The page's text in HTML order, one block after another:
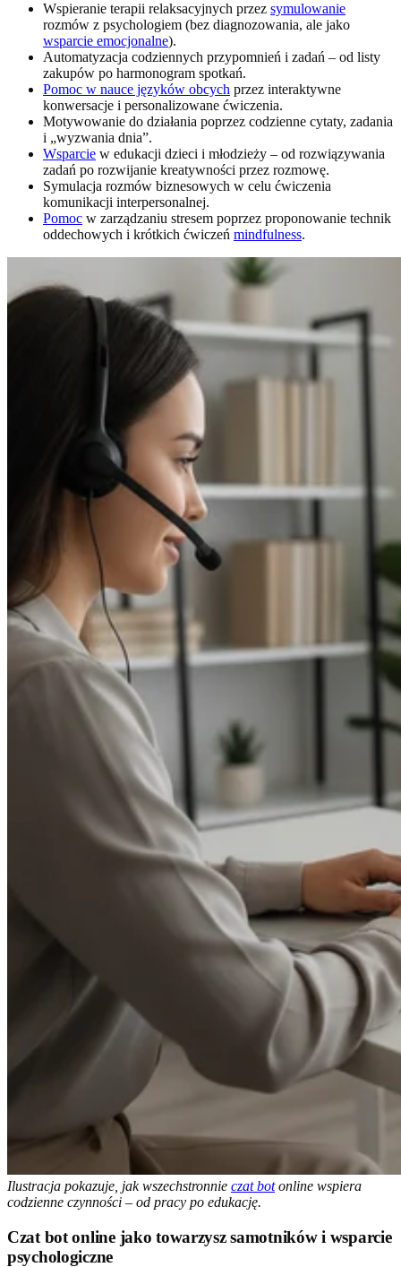
Wspieranie terapii relaksacyjnych przez symulowanie
rozmów z psychologiem (bez diagnozowania, ale jako
wsparcie emocjonalne).
Automatyzacja codziennych przypomnień i zadań – od listy
zakupów po harmonogram spotkań.
Pomoc w nauce języków obcych przez interaktywne
konwersacje i personalizowane ćwiczenia.
Motywowanie do działania poprzez codzienne cytaty, zadania
i „wyzwania dnia”.
Wsparcie w edukacji dzieci i młodzieży – od rozwiązywania
zadań po rozwijanie kreatywności przez rozmowę.
Symulacja rozmów biznesowych w celu ćwiczenia
komunikacji interpersonalnej.
Pomoc w zarządzaniu stresem poprzez proponowanie technik
oddechowych i krótkich ćwiczeń mindfulness.
Ilustracja pokazuje, jak wszechstronnie czat botonline wspiera
codzienne czynności – od pracy po edukację.
Czat bot online jako towarzysz samotników i wsparcie
psychologiczne